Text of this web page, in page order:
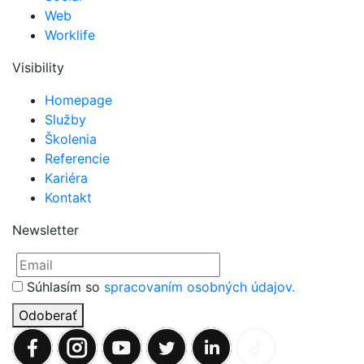
Web
Worklife
Visibility
Homepage
Služby
Školenia
Referencie
Kariéra
Kontakt
Newsletter
Súhlasím so spracovaním osobných údajov.
Odoberať